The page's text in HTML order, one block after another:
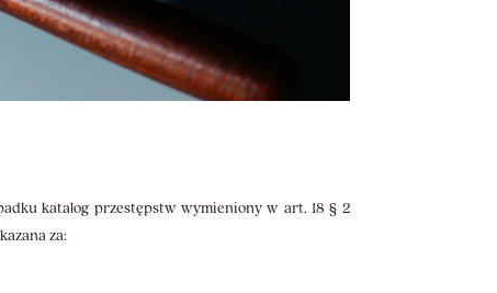
katalog przestępstw wymieniony w art. 18 § 2
za: